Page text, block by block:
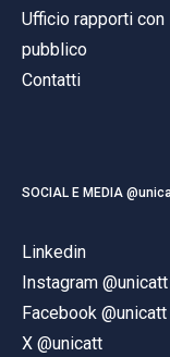
Ufficio rapporti con
pubblico
Contatti
SOCIAL E MEDIA
Linkedin
Instagram @unicatt
Facebook @unicatt
X @unicatt